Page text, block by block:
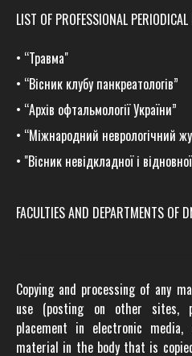
LIST OF PROFESSIONAL
• “Травма"
• “Вісник клубу панкреатологів”
• “Архів офтальмології України”
• “Міжнародний неврологічний
• "Вісник невідкладної і
FACULTIES AND DEPARTMENTS OF
Copying and processing of any
use (posting on other sites,
placement in electronic
material in the body that is